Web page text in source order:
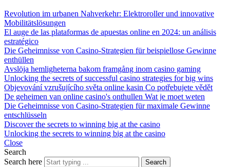
Revolution im urbanen Nahverkehr: Elektroroller und innovative
Mobilitätslösungen
El auge de las plataformas de apuestas online en 2024: un análisis
estratégico
Die Geheimnisse von Casino-Strategien für beispiellose Gewinne
enthüllen
Avslöja hemligheterna bakom framgång inom casino gaming
Unlocking the secrets of successful casino strategies for big wins
Objevování vzrušujícího světa online kasin Co potřebujete vědět
De geheimen van online casino's onthullen Wat je moet weten
Die Geheimnisse von Casino-Strategien für maximale Gewinne
entschlüsseln
Discover the secrets to winning big at the casino
Unlocking the secrets to winning big at the casino
Close
Search
Search here
Search